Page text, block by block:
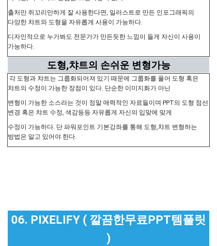
출처만 쥐꼬리만하게 잘 사용한다면, 일러스트로 만든 인포그래픽의
다양한 챠트와 도형을 자유롭게 사용이 가능하다.
디자인적으로 누가봐도 전문가가 만든듯한 느낌이 들게 자신이 사용이
가능하다.
도형,챠트의 손쉬운 변형가능
각 도형과 챠트는 그룹화되어져 있기 때문에 그룹화를 풀어 도형 혹은
챠트의 수정이 가능한 장점이 있다. 단순한 이미지화가 아닌
변형이 가능한 소스라는 것이 정말 매력적인 자료들이며 PPT의 도형 점선
변경 혹은 챠트 수정, 색감등등 자유롭게 자신의 입맞에 맞게
수정이 가능하다. 단 파워포인트 기본강좌를 통해 도형,챠트 변형하는
방법은 알고 있어야 한다.
06. PIXELIFY ( 깔끔한무료PPT템플릿
)